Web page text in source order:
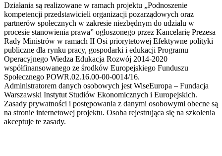
Działania są realizowane w ramach projektu „Podnoszenie
kompetencji przedstawicieli organizacji pozarządowych oraz
partnerów społecznych w zakresie niezbędnym do udziału w
procesie stanowienia prawa” ogłoszonego przez Kancelarię Prezesa
Rady Ministrów w ramach II Osi priorytetowej Efektywne polityki
publiczne dla rynku pracy, gospodarki i edukacji Programu
Operacyjnego Wiedza Edukacja Rozwój 2014-2020
współfinansowanego ze środków Europejskiego Funduszu
Społecznego POWR.02.16.00-00-0014/16.
Administratorem danych osobowych jest WiseEuropa – Fundacja
Warszawski Instytut Studiów Ekonomicznych i Europejskich.
Zasady prywatności i postępowania z danymi osobowymi obecne są
na stronie internetowej projektu. Osoba rejestrująca się na szkolenia
akceptuje te zasady.